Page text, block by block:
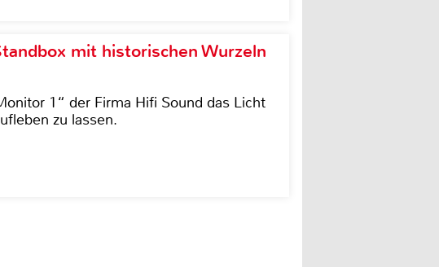
mit historischen Wurzeln
1“ der Firma Hifi Sound das Licht
zu lassen.